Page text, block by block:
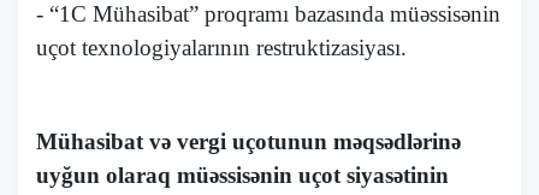
- “1C Mühasibat” proqramı bazasında müəssisənin
uçot texnologiyalarının restruktizasiyası.
Mühasibat və vergi uçotunun məqsədlərinə
uyğun olaraq müəssisənin uçot siyasətinin